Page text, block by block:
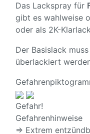
Das Lackspray für
gibt es wahlweise
oder als 2K-
Der Basislack
überlackiert
Gefahr!
Gefahrenhinweise
⇒ Extrem